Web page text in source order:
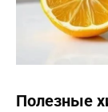
Полезные